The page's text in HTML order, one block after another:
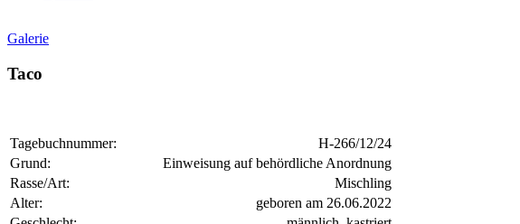
Galerie
Taco
Tagebuchnummer:
H-266/12/24
Grund:
Einweisung auf behördliche Anordnung
Rasse/Art:
Mischling
Alter:
geboren am 26.06.2022